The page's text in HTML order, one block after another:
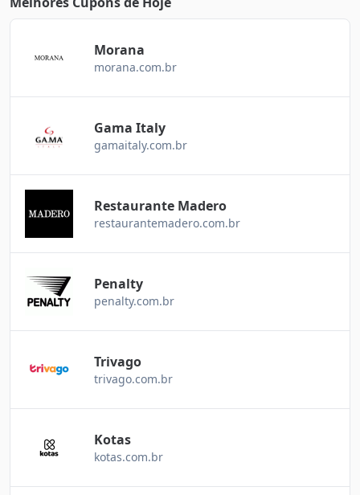
Morana
morana.com.br
Gama Italy
gamaitaly.com.br
Restaurante Madero
restaurantemadero.com.br
Penalty
penalty.com.br
Trivago
trivago.com.br
Kotas
kotas.com.br